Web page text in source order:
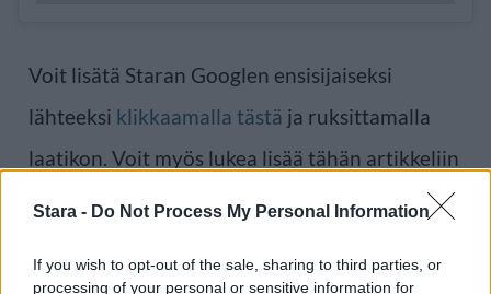
Stara - Do Not Process My Personal Information
If you wish to opt-out of the sale, sharing to third parties, or
processing of your personal or sensitive information for
Voit lisätä Staran Googlen ensisijaiseksi
lähteeksi klikkaamalla tästä ja ruksittamalla
laatikon. Voit myös lukea lisää tähän artikkeliin
liittyvistä teemoista ja aiheista, kuten
Anni
aihealueestaViihdeuutiset-osioistamme.